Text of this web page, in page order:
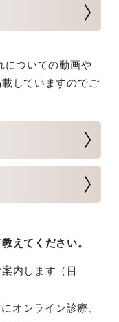
についての動画や
していますのでご
えてください。
内します（目
オンライン診療、